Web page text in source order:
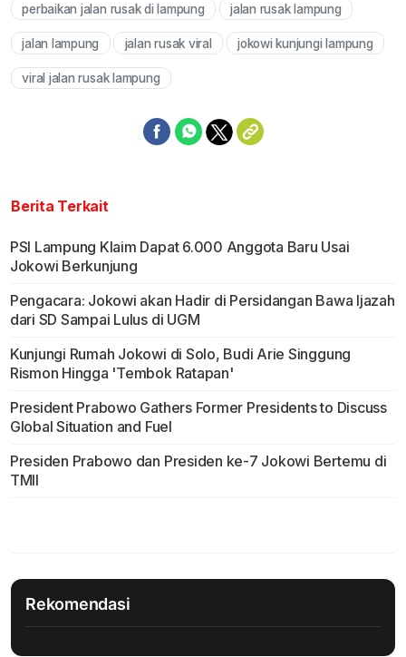
perbaikan jalan rusak di lampung jalan rusak lampung
jalan lampung jalan rusak viral jokowi kunjungi lampung
viral jalan rusak lampung
Berita Terkait
PSI Lampung Klaim Dapat 6.000 Anggota Baru Usai
Jokowi Berkunjung
Pengacara: Jokowi akan Hadir di Persidangan Bawa Ijazah
dari SD Sampai Lulus di UGM
Kunjungi Rumah Jokowi di Solo, Budi Arie Singgung
Rismon Hingga 'Tembok Ratapan'
President Prabowo Gathers Former Presidents to Discuss
Global Situation and Fuel
Presiden Prabowo dan Presiden ke-7 Jokowi Bertemu di
TMII
Rekomendasi